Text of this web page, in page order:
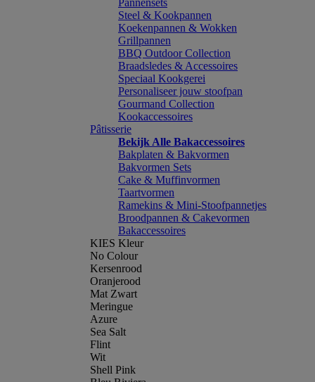
Pannensets
Steel & Kookpannen
Koekenpannen & Wokken
Grillpannen
BBQ Outdoor Collection
Braadsledes & Accessoires
Speciaal Kookgerei
Personaliseer jouw stoofpan
Gourmand Collection
Kookaccessoires
Pâtisserie
Bekijk Alle Bakaccessoires
Bakplaten & Bakvormen
Bakvormen Sets
Cake & Muffinvormen
Taartvormen
Ramekins & Mini-Stoofpannetjes
Broodpannen & Cakevormen
Bakaccessoires
KIES Kleur
No Colour
Kersenrood
Oranjerood
Mat Zwart
Meringue
Azure
Sea Salt
Flint
Wit
Shell Pink